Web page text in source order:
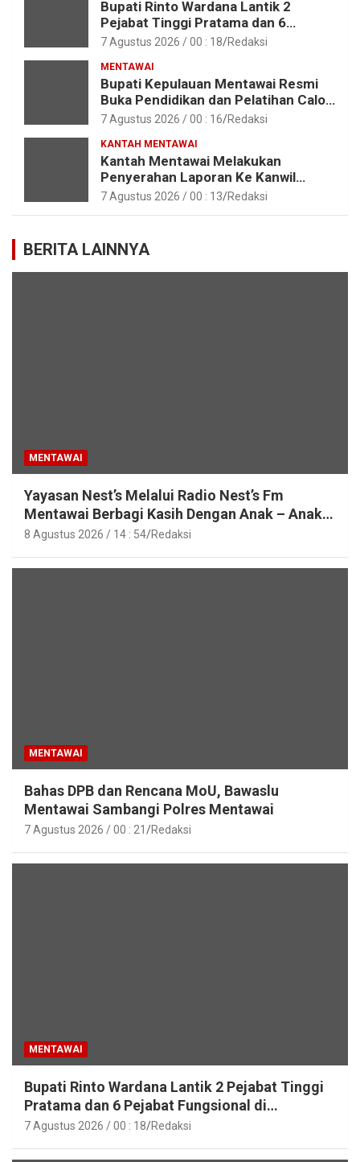
Bupati Rinto Wardana Lantik 2
Pejabat Tinggi Pratama dan 6
Pejabat Fungsional di Lingkungan
7 Agustus 2026 / 00 : 18 Redaksi
MENTAWAI
Bupati Kepulauan Mentawai Resmi
Buka Pendidikan dan Pelatihan Calon
Paskibraka Tahun 2026
7 Agustus 2026 / 00 : 16 Redaksi
KANTAH MENTAWAI
Kantah Mentawai Melakukan
Penyerahan Laporan Ke Kanwil
Kemen ATR/BPN RI Sumbar
7 Agustus 2026 / 00 : 13 Redaksi
BERITA LAINNYA
MENTAWAI
Yayasan Nest’s Melalui Radio Nest’s Fm
Mentawai Berbagi Kasih Dengan Anak – Anak
Asrama SMAN 2 Sipora
8 Agustus 2026 / 14 : 54 Redaksi
MENTAWAI
Bahas DPB dan Rencana MoU, Bawaslu
Mentawai Sambangi Polres Mentawai
7 Agustus 2026 / 00 : 21 Redaksi
MENTAWAI
Bupati Rinto Wardana Lantik 2 Pejabat Tinggi
Pratama dan 6 Pejabat Fungsional di
Lingkungan Pemkab Kepulauan Mentawai
7 Agustus 2026 / 00 : 18 Redaksi